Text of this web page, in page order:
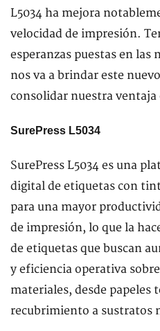
L5034 ha mejora
velocidad de impresión.
esperanzas puestas en las
nos va a brindar este
consolidar nuestra
SurePress L5034
SurePress L5034 es una
digital de etiquetas con
para una mayor
de impresión, lo que la
de etiquetas que buscan
y eficiencia operativa
materiales, desde papeles
recubrimiento a sustratos